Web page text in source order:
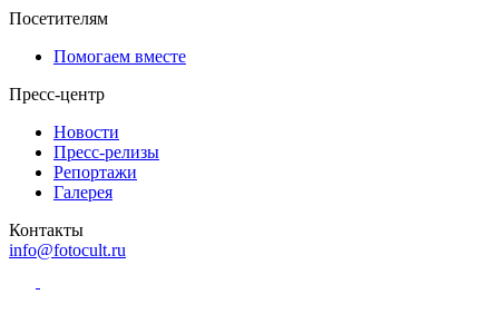
Посетителям
Помогаем вместе
Пресс-центр
Новости
Пресс-релизы
Репортажи
Галерея
Контакты
info@fotocult.ru